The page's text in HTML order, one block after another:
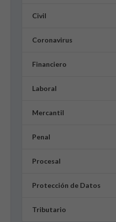
Civil
Coronavirus
Financiero
Laboral
Mercantil
Penal
Procesal
Protección de Datos
Tributario